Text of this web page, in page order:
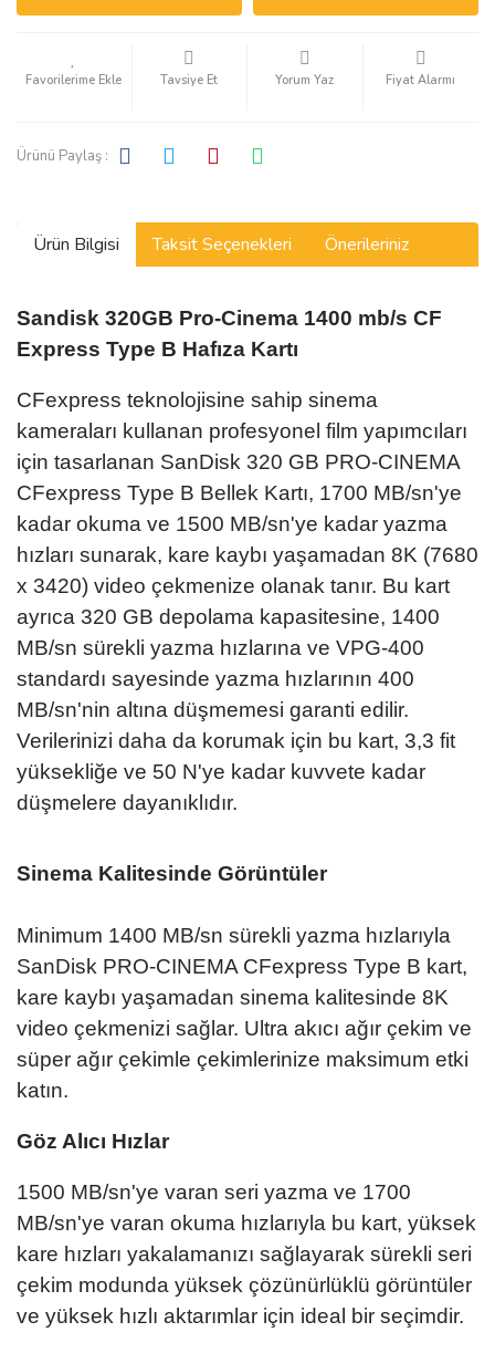
Tavsiye Et Yorum Yaz Fiyat Alarmı
Ürünü Paylaş :
Ürün Bilgisi Taksit Seçenekleri Önerileriniz
Sandisk 320GB Pro-Cinema 1400 mb/s CF
Express Type B Hafıza Kartı
CFexpress teknolojisine sahip sinema
kameraları kullanan profesyonel film yapımcıları
için tasarlanan SanDisk 320 GB PRO-CINEMA
CFexpress Type B Bellek Kartı, 1700 MB/sn'ye
kadar okuma ve 1500 MB/sn'ye kadar yazma
hızları sunarak, kare kaybı yaşamadan 8K (7680
x 3420) video çekmenize olanak tanır. Bu kart
ayrıca 320 GB depolama kapasitesine, 1400
MB/sn sürekli yazma hızlarına ve VPG-400
standardı sayesinde yazma hızlarının 400
MB/sn'nin altına düşmemesi garanti edilir.
Verilerinizi daha da korumak için bu kart, 3,3 fit
yüksekliğe ve 50 N'ye kadar kuvvete kadar
düşmelere dayanıklıdır.
Sinema Kalitesinde Görüntüler
Minimum 1400 MB/sn sürekli yazma hızlarıyla
SanDisk PRO-CINEMA CFexpress Type B kart,
kare kaybı yaşamadan sinema kalitesinde 8K
video çekmenizi sağlar. Ultra akıcı ağır çekim ve
süper ağır çekimle çekimlerinize maksimum etki
katın.
Göz Alıcı Hızlar
1500 MB/sn'ye varan seri yazma ve 1700
MB/sn'ye varan okuma hızlarıyla bu kart, yüksek
kare hızları yakalamanızı sağlayarak sürekli seri
çekim modunda yüksek çözünürlüklü görüntüler
ve yüksek hızlı aktarımlar için ideal bir seçimdir.